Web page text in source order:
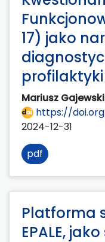
17) jako
profilaktyki
Mariusz Gajewski
https://doi.org/
2024-12-31
pdf
Platforma
EPALE,